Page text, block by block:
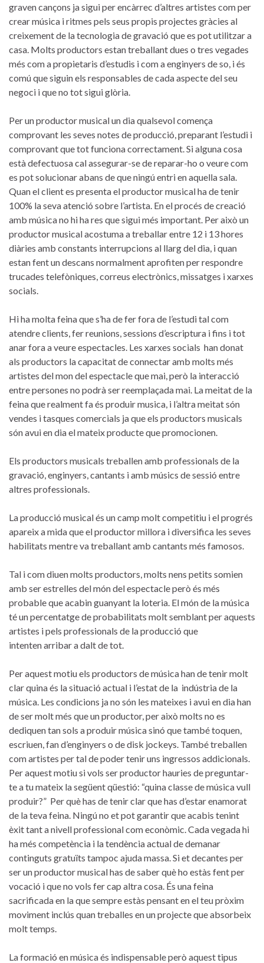
graven cançons ja sigui per encàrrec d’altres artistes com per
crear música i ritmes pels seus propis projectes gràcies al
creixement de la tecnologia de gravació que es pot utilitzar a
casa. Molts productors estan treballant dues o tres vegades
més com a propietaris d’estudis i com a enginyers de so, i és
comú que siguin els responsables de cada aspecte del seu
negoci i que no tot sigui glòria.
Per un productor musical un dia qualsevol comença
comprovant les seves notes de producció, preparant l’estudi i
comprovant que tot funciona correctament. Si alguna cosa
està defectuosa cal assegurar-se de reparar-ho o veure com
es pot solucionar abans de que ningú entri en aquella sala.
Quan el client es presenta el productor musical ha de tenir
100% la seva atenció sobre l’artista. En el procés de creació
amb música no hi ha res que sigui més important. Per això un
productor musical acostuma a treballar entre 12 i 13 hores
diàries amb constants interrupcions al llarg del dia, i quan
estan fent un descans normalment aprofiten per respondre
trucades telefòniques, correus electrònics, missatges i xarxes
socials.
Hi ha molta feina que s’ha de fer fora de l’estudi tal com
atendre clients, fer reunions, sessions d’escriptura i fins i tot
anar fora a veure espectacles. Les xarxes socials han donat
als productors la capacitat de connectar amb molts més
artistes del mon del espectacle que mai, però la interacció
entre persones no podrà ser reemplaçada mai. La meitat de la
feina que realment fa és produir musica, i l’altra meitat són
vendes i tasques comercials ja que els productors musicals
són avui en dia el mateix producte que promocionen.
Els productors musicals treballen amb professionals de la
gravació, enginyers, cantants i amb músics de sessió entre
altres professionals.
La producció musical és un camp molt competitiu i el progrés
apareix a mida que el productor millora i diversifica les seves
habilitats mentre va treballant amb cantants més famosos.
Tal i com diuen molts productors, molts nens petits somien
amb ser estrelles del món del espectacle però és més
probable que acabin guanyant la loteria. El món de la música
té un percentatge de probabilitats molt semblant per aquests
artistes i pels professionals de la producció que
intenten arribar a dalt de tot.
Per aquest motiu els productors de música han de tenir molt
clar quina és la situació actual i l’estat de la indústria de la
música. Les condicions ja no són les mateixes i avui en dia han
de ser molt més que un productor, per això molts no es
dediquen tan sols a produir música sinó que també toquen,
escriuen, fan d’enginyers o de disk jockeys. També treballen
com artistes per tal de poder tenir uns ingressos addicionals.
Per aquest motiu si vols ser productor hauries de preguntar-
te a tu mateix la següent qüestió: “quina classe de música vull
produir?” Per què has de tenir clar que has d’estar enamorat
de la teva feina. Ningú no et pot garantir que acabis tenint
èxit tant a nivell professional com econòmic. Cada vegada hi
ha més competència i la tendència actual de demanar
continguts gratuïts tampoc ajuda massa. Si et decantes per
ser un productor musical has de saber què ho estàs fent per
vocació i que no vols fer cap altra cosa. És una feina
sacrificada en la que sempre estàs pensant en el teu pròxim
moviment inclús quan treballes en un projecte que absorbeix
molt temps.
La formació en música és indispensable però aquest tipus